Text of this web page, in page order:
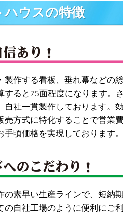
ハウスの特徴
製作する看板、垂れ幕などの
すると75面程度になります。
自社一貫製作しております。
売方式に特化することで営業
手頃価格を実現しております。
の素早い生産ラインで、短納
の自社工場のように便利にご